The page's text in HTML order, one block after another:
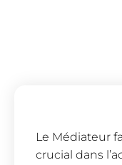
Le Médiateur
crucial dans